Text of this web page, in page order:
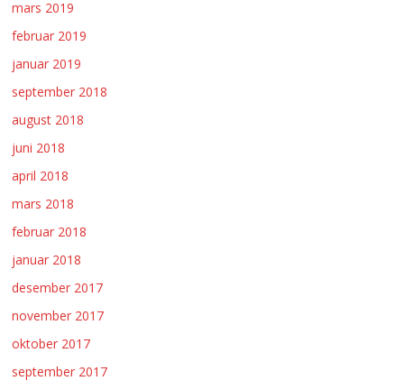
mars 2019
februar 2019
januar 2019
september 2018
august 2018
juni 2018
april 2018
mars 2018
februar 2018
januar 2018
desember 2017
november 2017
oktober 2017
september 2017